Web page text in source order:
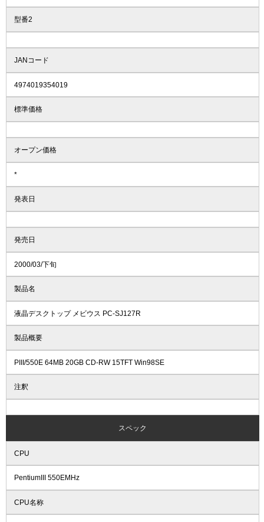
型番2
JANコード
4974019354019
標準価格
オープン価格
*
発表日
発売日
2000/03/下旬
製品名
液晶デスクトップ メビウス PC-SJ127R
製品概要
PIII/550E 64MB 20GB CD-RW 15TFT Win98SE
注釈
スペック
CPU
PentiumIII 550EMHz
CPU名称